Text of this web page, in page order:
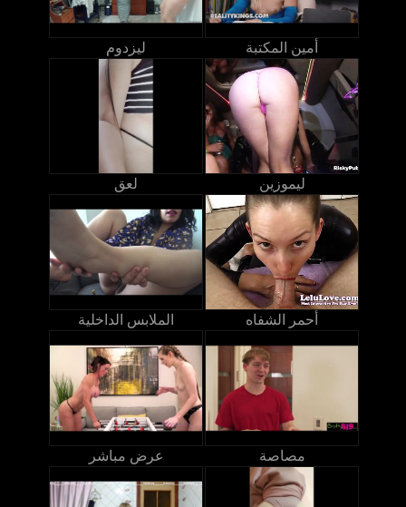
ليزدوم أمين المكتبة
لعق ليموزين
الملابس الداخلية أحمر الشفاه
عرض مباشر مصاصة